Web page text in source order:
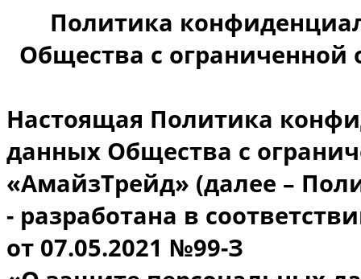
Политика
Общества с ограниченной
Настоящая Политика
данных Общества с
«АмайзТрейд» (далее –
- разработана в
от 07.05.2021 №99-З